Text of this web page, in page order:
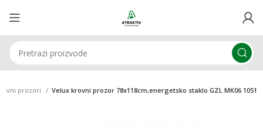
prozori Velux krovni prozor 78x118cm,energetsko staklo GZL MK06 1051